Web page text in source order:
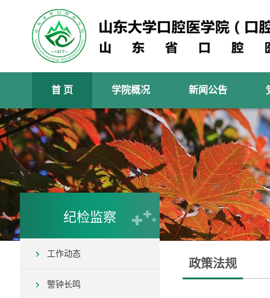
首 页 学院概况 新闻公告
纪检监察
工作动态
警钟长鸣
政策法规